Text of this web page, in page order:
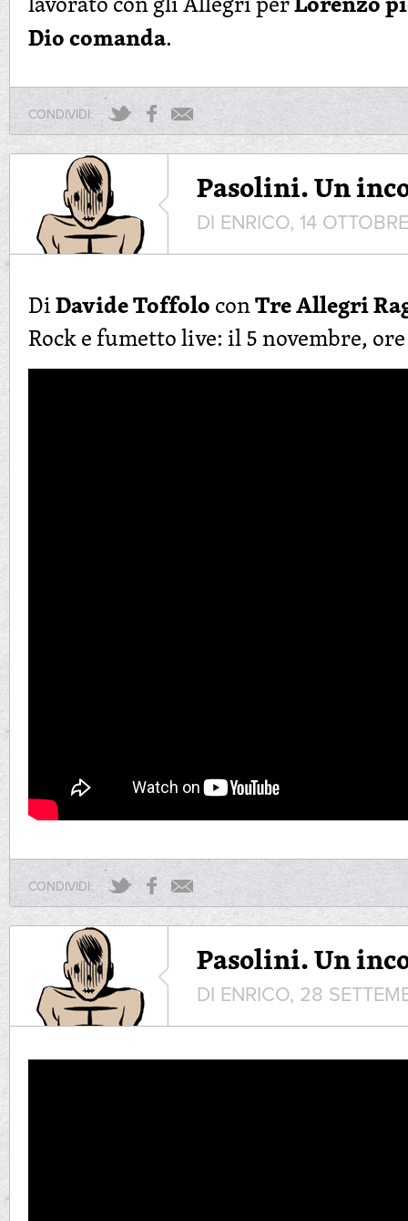
Dio comanda.
CONDIVIDI:
Pasolini. Un
DI ENRICO, 14
DiDavide ToffoloconTre Allegri
Rock e fumetto live: il 5 novembre,
CONDIVIDI:
Pasolini. Un
DI ENRICO, 28